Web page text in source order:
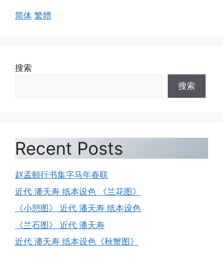
简体 繁體
搜索
搜索
Recent Posts
赵孟頫行书集字马年春联
近代 潘天寿 纸本设色 《兰花图》
《小憩图》 近代 潘天寿 纸本设色
《兰石图》 近代 潘天寿
近代 潘天寿 纸本设色《秋蟹图》